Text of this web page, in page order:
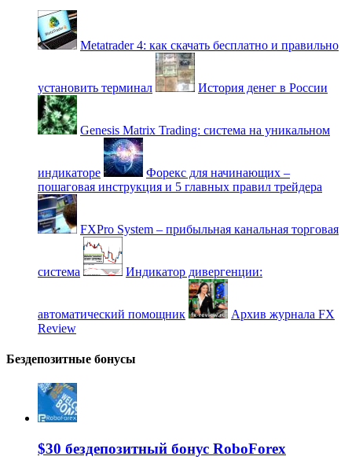
Metatrader 4: как скачать бесплатно и правильно
установить терминал История денег в России
Genesis Matrix Trading: система на уникальном
индикаторе
Форекс для начинающих –
пошаговая инструкция и 5 главных правил трейдера
FXPro System – прибыльная канальная торговая
система Индикатор дивергенции:
автоматический помощник
Архив журнала FX
Review
Бездепозитные бонусы
$30 бездепозитный бонус RoboForex